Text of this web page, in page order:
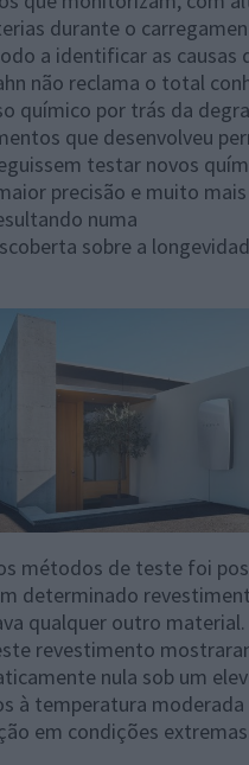
durante o
a identificar as causas
não reclama o total
químico por trás da
que desenvolveu
testar novos
precisão e muito mais
numa
sobre a
métodos de teste foi
determinado
qualquer outro material.
revestimento
nula sob um
à temperatura moderada
em condições extremas.